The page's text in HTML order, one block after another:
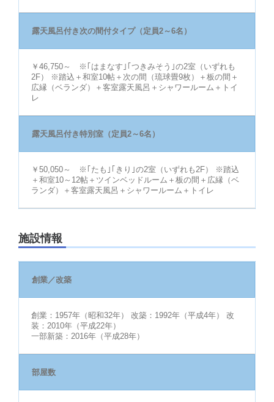
露天風呂付き次の間付タイプ（定員2～6名）
￥46,750～ ※｢はまなす｣｢つきみそう｣の2室（いずれも
2F） ※踏込＋和室10帖＋次の間（琉球畳9枚）＋板の間＋
広縁（ベランダ）＋客室露天風呂＋シャワールーム＋トイ
レ
露天風呂付き特別室（定員2～6名）
￥50,050～ ※｢たも｣｢きり｣の2室（いずれも2F） ※踏込
＋和室10～12帖＋ツインベッドルーム＋板の間＋広縁（ベ
ランダ）＋客室露天風呂＋シャワールーム＋トイレ
施設情報
創業／改築
創業：1957年（昭和32年） 改築：1992年（平成4年） 改
装：2010年（平成22年）
一部新築：2016年（平成28年）
部屋数